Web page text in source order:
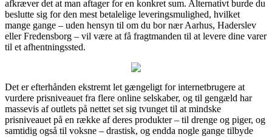
afkræver det at man aftager for en konkret sum. Alternativt burde du
beslutte sig for den mest betalelige leveringsmulighed, hvilket
mange gange – uden hensyn til om du bor nær Aarhus, Haderslev
eller Fredensborg – vil være at få fragtmanden til at levere dine varer
til et afhentningssted.
Det er efterhånden ekstremt let gængeligt for internetbrugere at
vurdere prisniveauet fra flere online selskaber, og til gengæld har
massevis af outlets på nettet set sig tvunget til at mindske
prisniveauet på en række af deres produkter – til drenge og piger, og
samtidig også til voksne – drastisk, og endda nogle gange tilbyde